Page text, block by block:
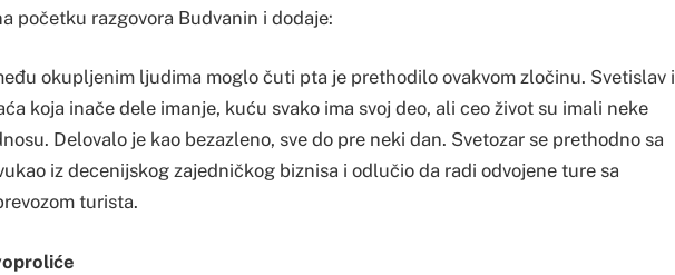
početku razgovora Budvanin i dodaje:
okupljenim ljudima moglo čuti pta je prethodilo ovakvom zločinu. Svetislav i
koja inače dele imanje, kuću svako ima svoj deo, ali ceo život su imali neke
Delovalo je kao bezazleno, sve do pre neki dan. Svetozar se prethodno sa
iz decenijskog zajedničkog biznisa i odlučio da radi odvojene ture sa
turista.